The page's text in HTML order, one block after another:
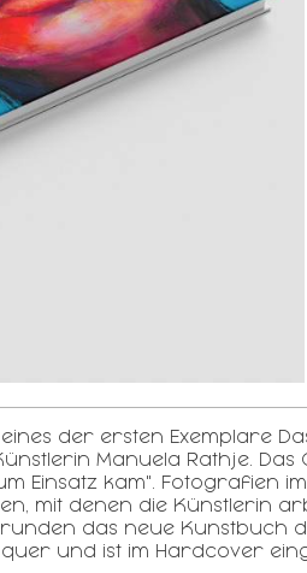
der ersten Exemplare
Manuela Rathje. Das
Einsatz kam". Fotografien
mit denen die Künstlerin
das neue Kunstbuch
und ist im Hardcover